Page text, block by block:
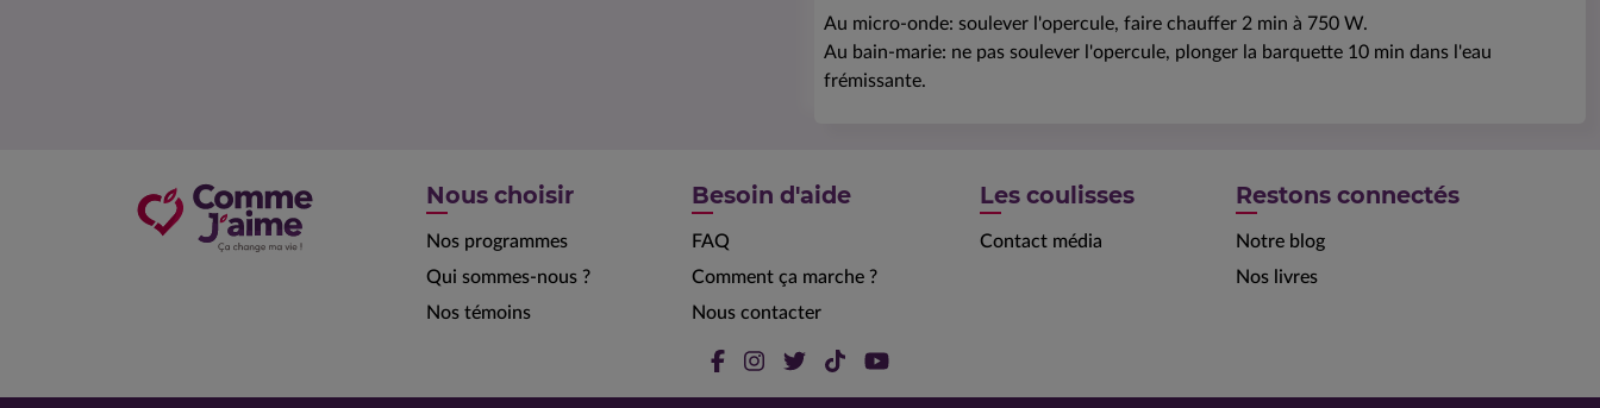
Au micro-onde: soulever l'opercule, faire chauffer 2 min à 750 W.
Au bain-marie: ne pas soulever l'opercule, plonger la barquette 10 min dans l'eau
frémissante.
Nous choisir
Nos programmes
Qui sommes-nous ?
Nos témoins
Besoin d'aide
FAQ
Comment ça marche ?
Nous contacter
Les coulisses
Contact média
Restons connectés
Notre blog
Nos livres